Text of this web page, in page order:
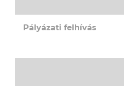
Pályázati felhívás